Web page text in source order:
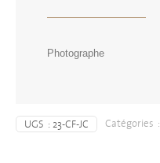
Photographe
UGS :23-CF-JC Catégories :